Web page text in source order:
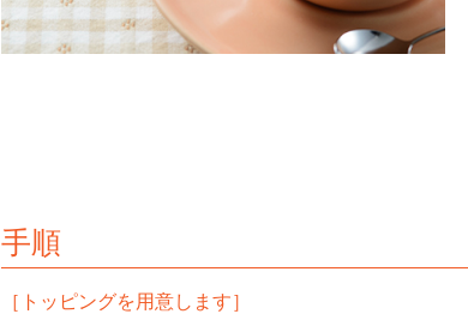
手順
［トッピングを用意します］